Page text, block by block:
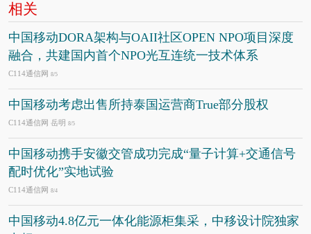
相关
中国移动DORA架构与OAII社区OPEN NPO项目深度
融合，共建国内首个NPO光互连统一技术体系
C114通信网 8/5
中国移动考虑出售所持泰国运营商True部分股权
C114通信网 岳明 8/5
中国移动携手安徽交管成功完成“量子计算+交通信号
配时优化”实地试验
C114通信网 8/4
中国移动4.8亿元一体化能源柜集采，中移设计院独家